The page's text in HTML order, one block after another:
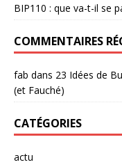
BIP110 : que va-t-il se
COMMENTAIRES
fab dans 23 Idées de
(et Fauché)
CATÉGORIES
actu